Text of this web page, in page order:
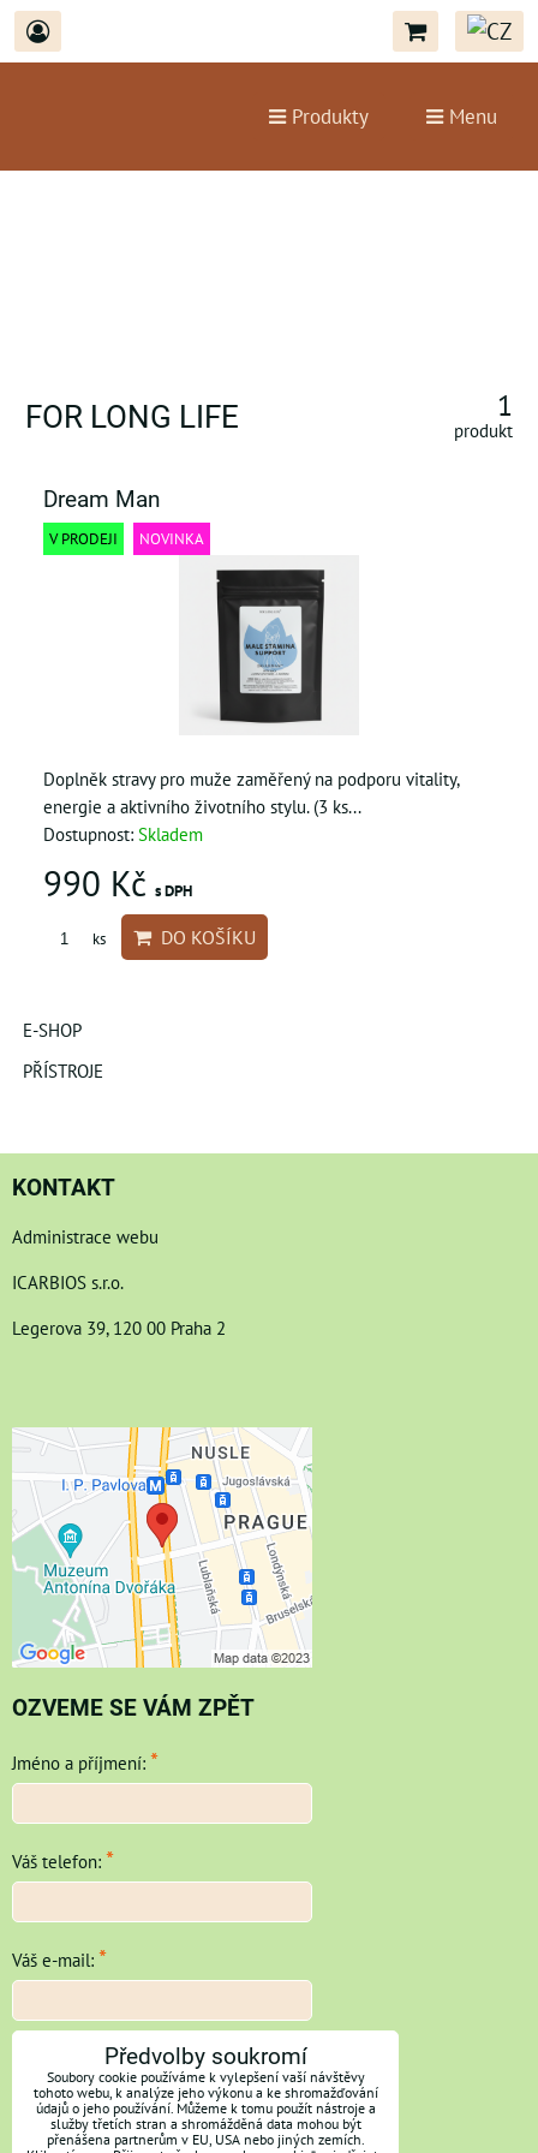
Produkty Menu
FOR LONG LIFE 1
produkt
Dream Man
V PRODEJI NOVINKA
Doplněk stravy pro muže zaměřený na podporu vitality,
energie a aktivního životního stylu. (3 ks...
Dostupnost: Skladem
990 Kč s DPH
ks DO KOŠÍKU
E-SHOP
PŘÍSTROJE
KONTAKT
Administrace webu
ICARBIOS s.r.o.
Legerova 39, 120 00 Praha 2
OZVEME SE VÁM ZPĚT
Jméno a příjmení: *
Váš telefon: *
Váš e-mail: *
Vaše zpráva:*
Předvolby soukromí
Soubory cookie používáme k vylepšení vaší návštěvy
tohoto webu, k analýze jeho výkonu a ke shromažďování
údajů o jeho používání. Můžeme k tomu použít nástroje a
služby třetích stran a shromážděná data mohou být
přenášena partnerům v EU, USA nebo jiných zemích.